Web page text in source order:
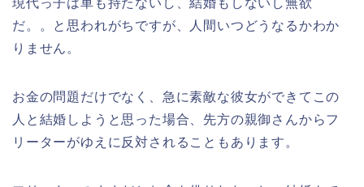
現代っ子は車も持たないし、結婚もしないし無欲
だ。。と思われがちですが、人間いつどうなるかわか
りません。
お金の問題だけでなく、急に素敵な彼女ができてこの
人と結婚しようと思った場合、先方の親御さんからフ
リーターがゆえに反対されることもあります。